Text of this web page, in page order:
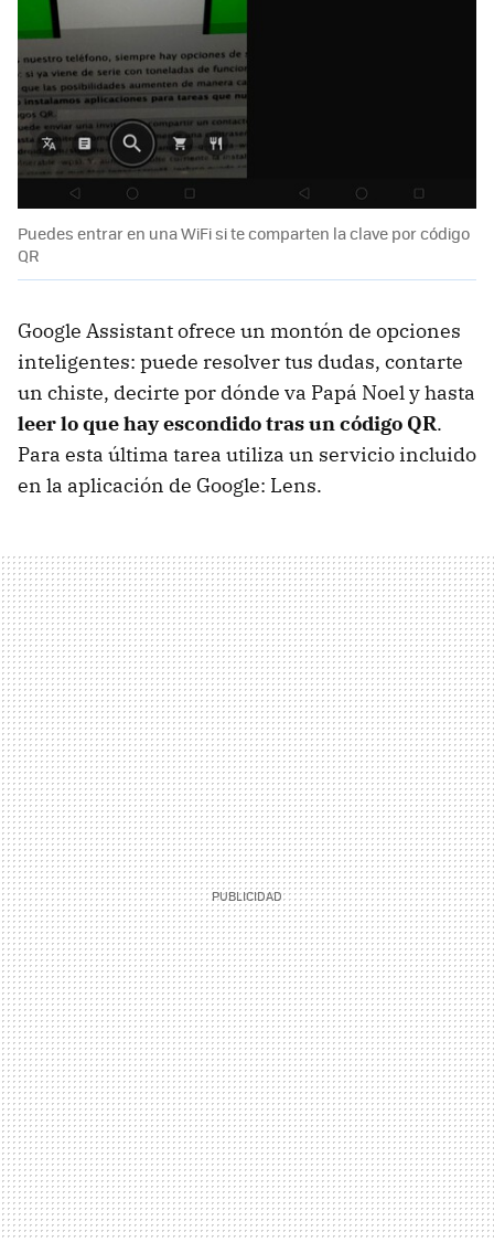
Puedes entrar en una WiFi si te comparten la clave por código
QR
Google Assistant ofrece un montón de opciones
inteligentes: puede resolver tus dudas, contarte
un chiste, decirte por dónde va Papá Noel y hasta
leer lo que hay escondido tras un código QR.
Para esta última tarea utiliza un servicio incluido
en la aplicación de Google: Lens.